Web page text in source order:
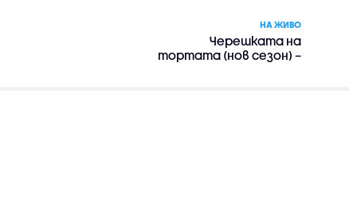
НА ЖИВО
Черешката на
тортата (нов сезон) –